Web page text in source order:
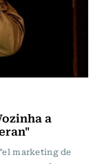
a
marketing de